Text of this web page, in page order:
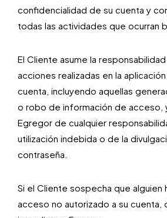
confidencialidad de su cuenta y
todas las actividades que ocurran
El Cliente asume la
acciones realizadas en la
cuenta, incluyendo aquellas
o robo de información de acceso,
Egregor de cualquier
utilización indebida o de la
contraseña.
Si el Cliente sospecha que alguien
acceso no autorizado a su